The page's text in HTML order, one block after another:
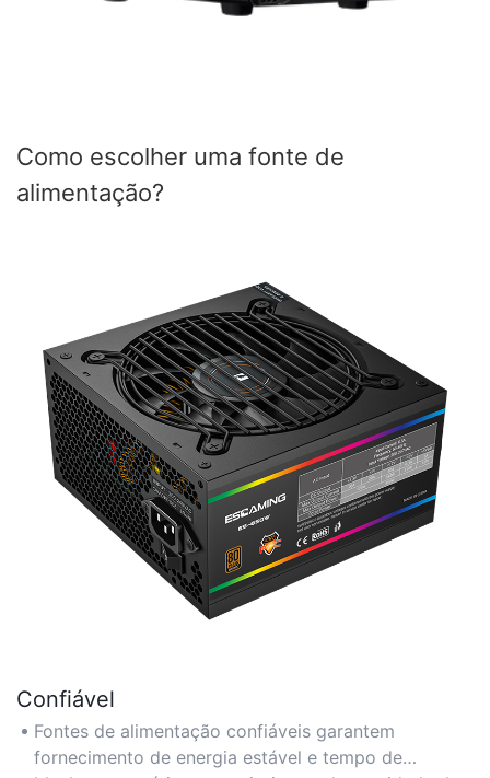
Como escolher uma fonte de
alimentação?
Confiável
Fontes de alimentação confiáveis ​​garantem
fornecimento de energia estável e tempo de